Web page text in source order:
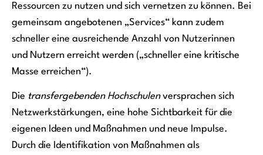
Ressourcen zu nutzen und sich vernetzen zu können. Bei
gemeinsam angebotenen „Services“ kann zudem
schneller eine ausreichende Anzahl von Nutzerinnen
und Nutzern erreicht werden („schneller eine kritische
Masse erreichen“).
Die transfergebenden Hochschulenversprachen sich
Netzwerkstärkungen, eine hohe Sichtbarkeit für die
eigenen Ideen und Maßnahmen und neue Impulse.
Durch die Identifikation von Maßnahmen als